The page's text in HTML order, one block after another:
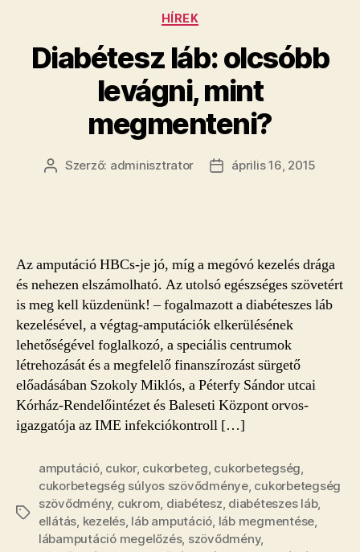
Kategóriák
HÍREK
Diabétesz láb: olcsóbb
levágni, mint
megmenteni?
Bejegyzés
Szerző: adminisztrator
Bejegyzés
április 16, 2015
Az amputáció HBCs-je jó, míg a megóvó kezelés drága
és nehezen elszámolható. Az utolsó egészséges szövetért
is meg kell küzdenünk! – fogalmazott a diabéteszes láb
kezelésével, a végtag-amputációk elkerülésének
lehetőségével foglalkozó, a speciális centrumok
létrehozását és a megfelelő finanszírozást sürgető
előadásában Szokoly Miklós, a Péterfy Sándor utcai
Kórház-Rendelőintézet és Baleseti Központ orvos-
igazgatója az IME infekciókontroll […]
Címkék
amputáció, cukor, cukorbeteg, cukorbetegség,
cukorbetegség súlyos szövődménye, cukorbetegség
szövődmény, cukrom, diabétesz, diabéteszes láb,
ellátás, kezelés, láb amputáció, láb megmentése,
lábamputáció megelőzés, szövődmény,